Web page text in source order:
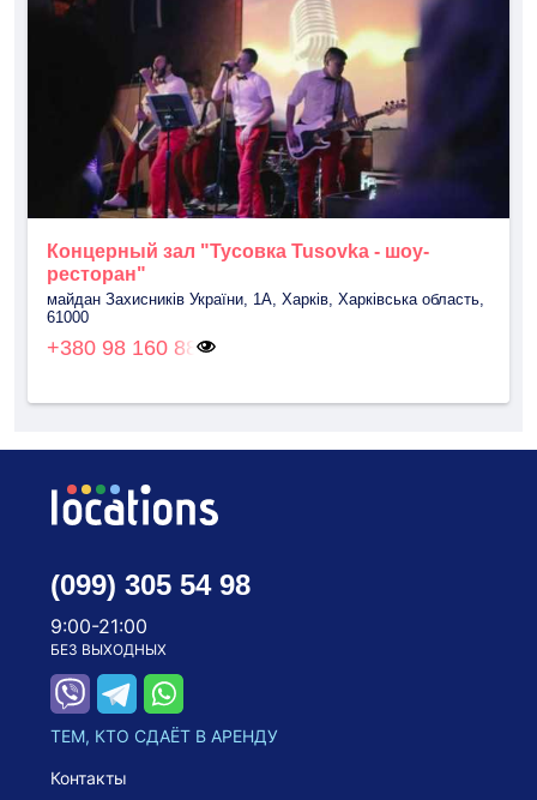
Концерный зал "Тусовка Tusovka - шоу-
ресторан"
майдан Захисників України, 1А, Харків, Харківська область,
61000
+380 98 160 88
(099) 305 54 98
9:00-21:00
БЕЗ ВЫХОДНЫХ
ТЕМ, КТО СДАЁТ В АРЕНДУ
Контакты